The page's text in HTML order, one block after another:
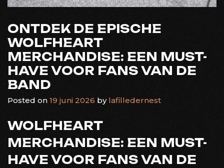
ONTDEK DE EPISCHE
WOLFHEART
MERCHANDISE: EEN MUST-
HAVE VOOR FANS VAN DE
BAND
Posted on 19 juni 2026 by lafilledernest
WOLFHEART
MERCHANDISE: EEN MUST-
HAVE VOOR FANS VAN DE